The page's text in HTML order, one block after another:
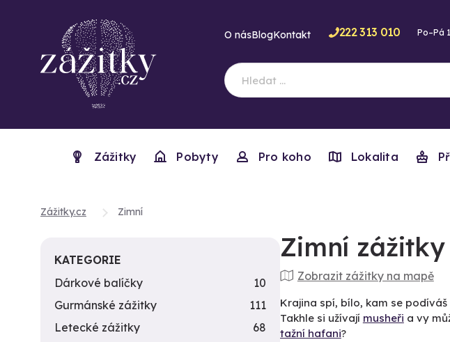
O násBlogKontakt 222 313 010 Po–Pá
Zážitky Pobyty Pro koho Lokalita
Zážitky.cz Zimní
Zimní zážitky
Zobrazit zážitky na mapě
Krajina spí, bílo, kam se
Takhle si užívají musheři a vy
tažní hafani?
KATEGORIE
Dárkové balíčky
10
Gurmánské zážitky
111
Letecké zážitky
68